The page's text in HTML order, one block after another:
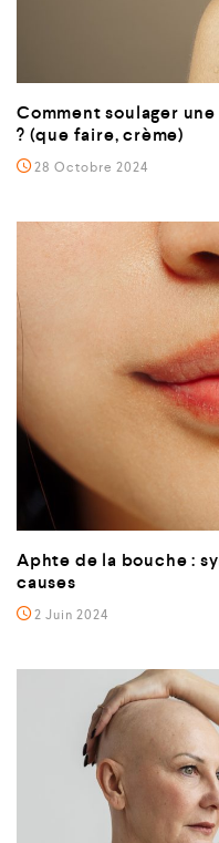
Comment soulager
? (que faire, crème)
28 Octobre 2024
Aphte de la bouche :
causes
2 Juin 2024